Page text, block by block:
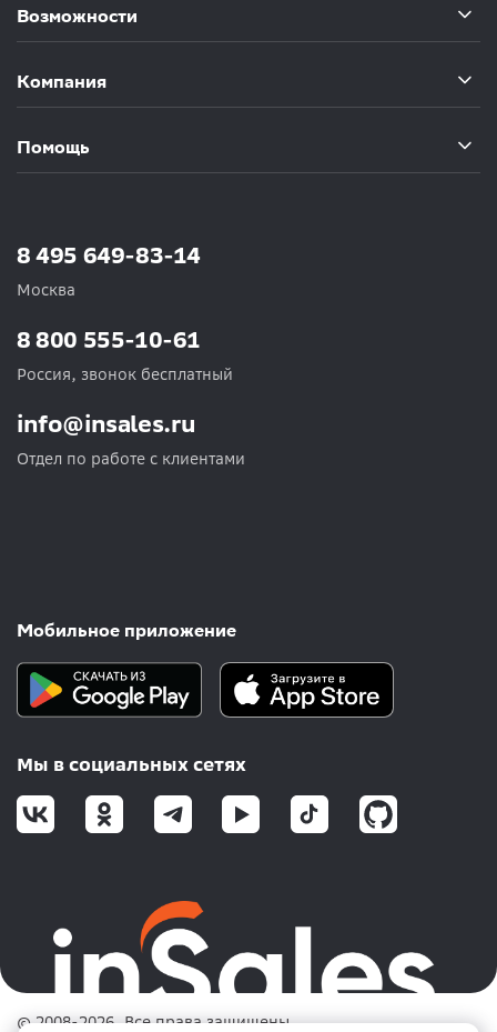
Возможности
Компания
Помощь
8 495 649-83-14
Москва
info@insales.ru
Отдел по работе с клиентами
8 800 555-10-61
Россия, звонок бесплатный
Мобильное приложение
Мы в социальных сетях
© 2008-2026. Все права защищены.